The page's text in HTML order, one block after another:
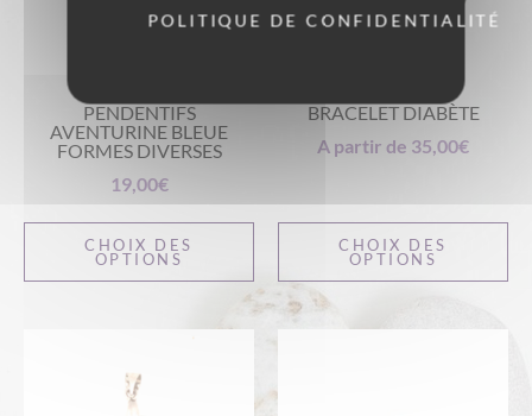
PENDENTIFS
AVENTURINE BLEUE
FORMES DIVERSES
19,00€
CHOIX DES
OPTIONS
BRACELET DIABÈTE
A partir de 35,00€
CHOIX DES
OPTIONS
POLITIQUE DE CONFIDENTIALITÉ